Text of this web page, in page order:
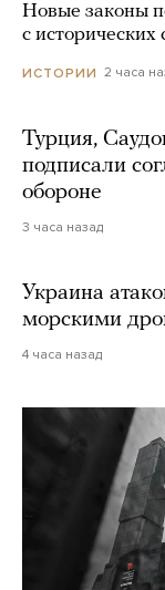
Новые законы
с
ИСТОРИИ 2 часа
Турция,
подписали
обороне
3 часа назад
Украина
морскими
4 часа назад